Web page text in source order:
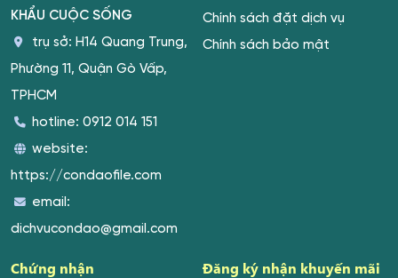
KHẨU CUỘC SỐNG
trụ sở: H14 Quang Trung,
Phường 11, Quận Gò Vấp,
TPHCM
hotline: 0912 014 151
website:
https://condaofile.com
email:
dichvucondao@gmail.com
Chính sách đặt dịch vụ
Chính sách bảo mật
Chứng nhận Đăng ký nhận khuyến mãi